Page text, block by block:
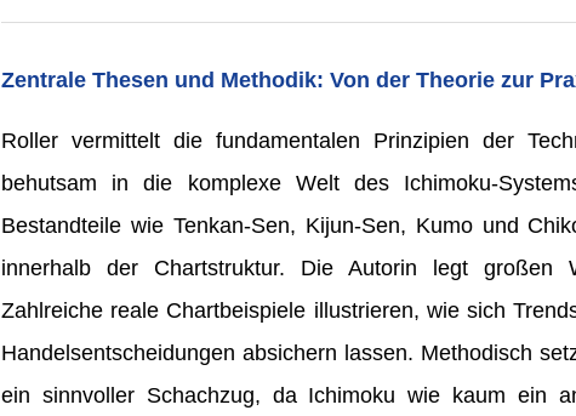
Zentrale Thesen und Methodik: Von der Theorie zur
Roller vermittelt die fundamentalen Prinzipien der
behutsam in die komplexe Welt des Ichimoku-
Bestandteile wie Tenkan-Sen, Kijun-Sen, Kumo und
innerhalb der Chartstruktur. Die Autorin legt großen
Zahlreiche reale Chartbeispiele illustrieren, wie sich
Handelsentscheidungen absichern lassen. Methodisch
ein sinnvoller Schachzug, da Ichimoku wie kaum ein